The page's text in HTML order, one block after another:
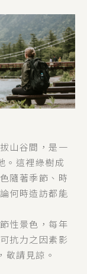
山谷間，是一
。這裡綠樹成
隨著季節、時
何時造訪都能
性景色，每年
抗力之因素影
敬請見諒。